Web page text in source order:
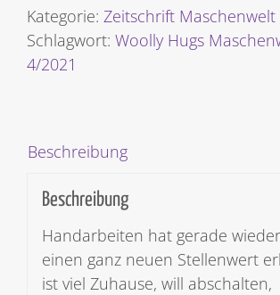
[Digital]
Menge
Kategorie: Zeitschrift Maschenwelt
Schlagwort: Woolly Hugs
4/2021
Beschreibung
Beschreibung
Handarbeiten hat gerade
einen ganz neuen Stellenwert
ist viel Zuhause, will abschalten,